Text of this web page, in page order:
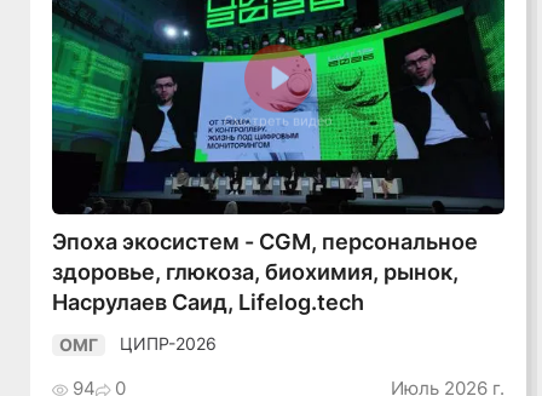
Смотреть видео
Эпоха экосистем - CGM, персональное
здоровье, глюкоза, биохимия, рынок,
Насрулаев Саид, Lifelog.tech
ОМГ ЦИПР-2026
94 0 Июль 2026 г.